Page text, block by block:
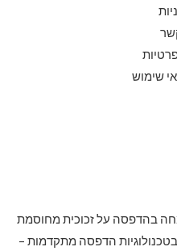
שימוש
בהדפסה על זכוכית מחוסמת
הדפסה מתקדמות –